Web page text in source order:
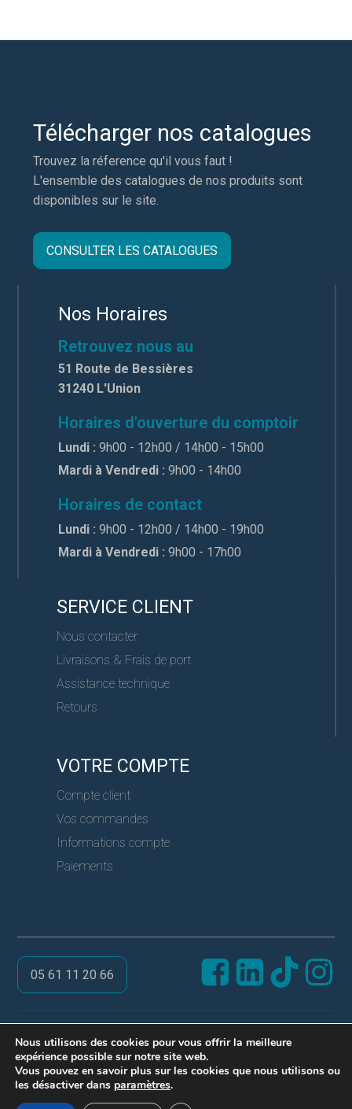
Télécharger nos catalogues
Trouvez la réference qu'il vous faut !
L'ensemble des catalogues de nos produits sont
disponibles sur le site.
CONSULTER LES CATALOGUES
Nos Horaires
Retrouvez nous au
51 Route de Bessières
31240 L'Union
Horaires d'ouverture du comptoir
Lundi : 9h00 - 12h00 / 14h00 - 15h00
Mardi à Vendredi : 9h00 - 14h00
Horaires de contact
Lundi : 9h00 - 12h00 / 14h00 - 19h00
Mardi à Vendredi : 9h00 - 17h00
SERVICE CLIENT
Nous contacter
Livraisons & Frais de port
Assistance technique
Retours
VOTRE COMPTE
Compte client
Vos commandes
Informations compte
Paiements
05 61 11 20 66
@ PRO SERVICES CLES
Réalisation ARPEGA
Mentions légales
Nous utilisons des cookies pour vous offrir la meilleure
expérience possible sur notre site web.
Vous pouvez en savoir plus sur les cookies que nous utilisons ou
les désactiver dans paramètres.